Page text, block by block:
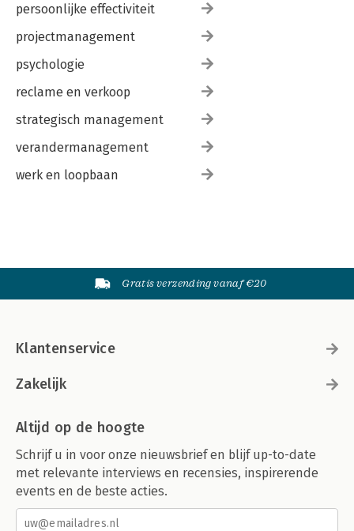
persoonlijke effectiviteit
projectmanagement
psychologie
reclame en verkoop
strategisch management
verandermanagement
werk en loopbaan
Gratis verzending vanaf €20
Klantenservice
Zakelijk
Altijd op de hoogte
Schrijf u in voor onze nieuwsbrief en blijf up-to-date
met relevante interviews en recensies, inspirerende
events en de beste acties.